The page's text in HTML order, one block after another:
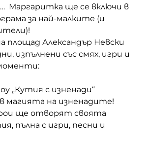
Маргаритка ще се включи в
за най-малките (и
площад Александър Невски
изпълнени със смях, игри и
„Кутия с изненади“
магията на изненадите!
ще отворят своята
пълна с игри, песни и